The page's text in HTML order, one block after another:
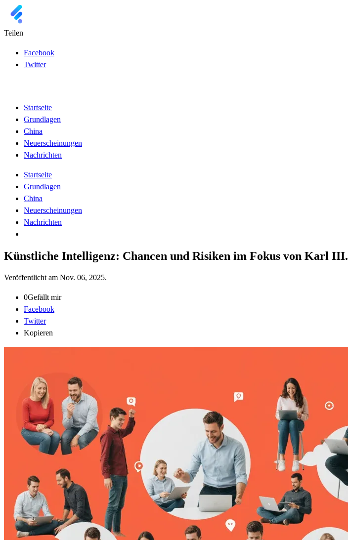
Teilen
Facebook
Twitter
Startseite
Grundlagen
China
Neuerscheinungen
Nachrichten
Startseite
Grundlagen
China
Neuerscheinungen
Nachrichten
Künstliche Intelligenz: Chancen und Risiken im Fokus von Karl III.
Veröffentlicht am Nov. 06, 2025.
0Gefällt mir
Facebook
Twitter
Kopieren